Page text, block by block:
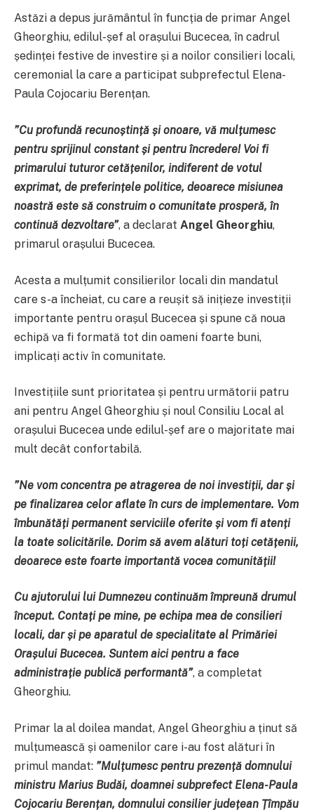
Astăzi a depus jurământul în funcția de primar Angel
Gheorghiu, edilul-șef al orașului Bucecea, în cadrul
ședinței festive de investire și a noilor consilieri locali,
ceremonial la care a participat subprefectul Elena-
Paula Cojocariu Berențan.
”Cu profundă recunoștință și onoare, vă mulțumesc
pentru sprijinul constant și pentru încredere! Voi fi
primarului tuturor cetățenilor, indiferent de votul
exprimat, de preferințele politice, deoarece misiunea
noastră este să construim o comunitate prosperă, în
continuă dezvoltare”, a declarat Angel Gheorghiu,
primarul orașului Bucecea.
Acesta a mulțumit consilierilor locali din mandatul
care s-a încheiat, cu care a reușit să inițieze investiții
importante pentru orașul Bucecea și spune că noua
echipă va fi formată tot din oameni foarte buni,
implicați activ în comunitate.
Investițiile sunt prioritatea și pentru următorii patru
ani pentru Angel Gheorghiu și noul Consiliu Local al
orașului Bucecea unde edilul-șef are o majoritate mai
mult decât confortabilă.
”Ne vom concentra pe atragerea de noi investiții, dar și
pe finalizarea celor aflate în curs de implementare. Vom
îmbunătăți permanent serviciile oferite și vom fi atenți
la toate solicitările. Dorim să avem alături toți cetățenii,
deoarece este foarte importantă vocea comunității!
Cu ajutorului lui Dumnezeu continuăm împreună drumul
început. Contați pe mine, pe echipa mea de consilieri
locali, dar și pe aparatul de specialitate al Primăriei
Orașului Bucecea. Suntem aici pentru a face
administrație publică performantă”, a completat
Gheorghiu.
Primar la al doilea mandat, Angel Gheorghiu a ținut să
mulțumească și oamenilor care i-au fost alături în
primul mandat: ”Mulțumesc pentru prezență domnului
ministru Marius Budăi, doamneisubprefect Elena-Paula
Cojocariu Berențan, domnuluiconsilierjudețean Țîmpău